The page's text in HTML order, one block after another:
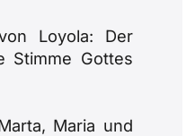
Loyola: Der
Stimme Gottes
Maria und